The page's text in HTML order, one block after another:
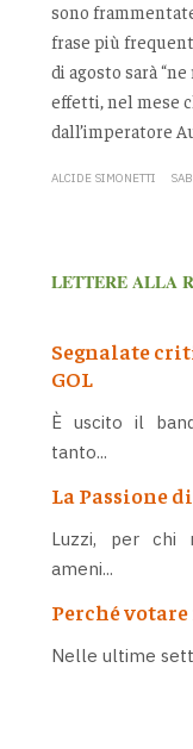
sono
frase più
di agosto sarà
effetti, nel mese
dall’imperatore
ALCIDE SIMONETTI
LETTERE ALLA
Segnalate
GOL
È uscito il
tanto...
La Passione
Luzzi, per chi
ameni...
Perché votare
Nelle ultime